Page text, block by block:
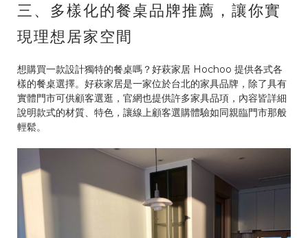
三、多樣化的餐桌品牌推薦，讓你實
現理想居家空間
想購買一款設計獨特的餐桌嗎？好萩家居 Hochoo 提供各式各
樣的餐桌選擇。好萩家居是一家位於台北的家具品牌，除了具有
實體門市可供顧客選逛，官網也提供許多家具品項，內容皆詳細
說明款式的材質、特色，讓線上顧客選購體驗如同親臨門市那般
輕鬆。